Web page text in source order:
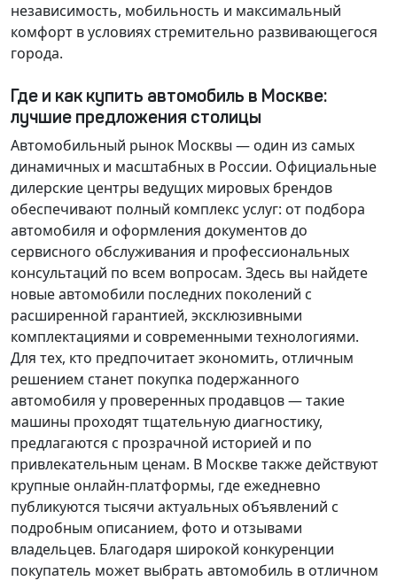
независимость, мобильность и максимальный
комфорт в условиях стремительно развивающегося
города.
Где и как купить автомобиль в Москве:
лучшие предложения столицы
Автомобильный рынок Москвы — один из самых
динамичных и масштабных в России. Официальные
дилерские центры ведущих мировых брендов
обеспечивают полный комплекс услуг: от подбора
автомобиля и оформления документов до
сервисного обслуживания и профессиональных
консультаций по всем вопросам. Здесь вы найдете
новые автомобили последних поколений с
расширенной гарантией, эксклюзивными
комплектациями и современными технологиями.
Для тех, кто предпочитает экономить, отличным
решением станет покупка подержанного
автомобиля у проверенных продавцов — такие
машины проходят тщательную диагностику,
предлагаются с прозрачной историей и по
привлекательным ценам. В Москве также действуют
крупные онлайн-платформы, где ежедневно
публикуются тысячи актуальных объявлений с
подробным описанием, фото и отзывами
владельцев. Благодаря широкой конкуренции
покупатель может выбрать автомобиль в отличном